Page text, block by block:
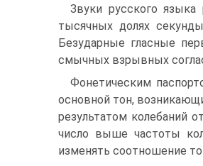
Звуки русского
тысячных долях
Безударные гласные
смычных взрывных
Фонетическим
основной тон,
результатом колебаний
число выше частоты
изменять соотношение